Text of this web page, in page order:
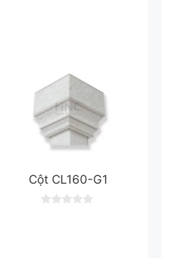
Cột CL160-G1